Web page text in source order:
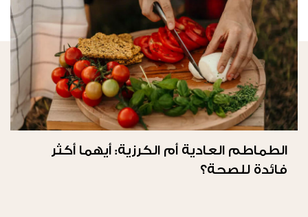
الطماطم العادية أم الكرزية: أيهما أكثر
فائدة للصحة؟